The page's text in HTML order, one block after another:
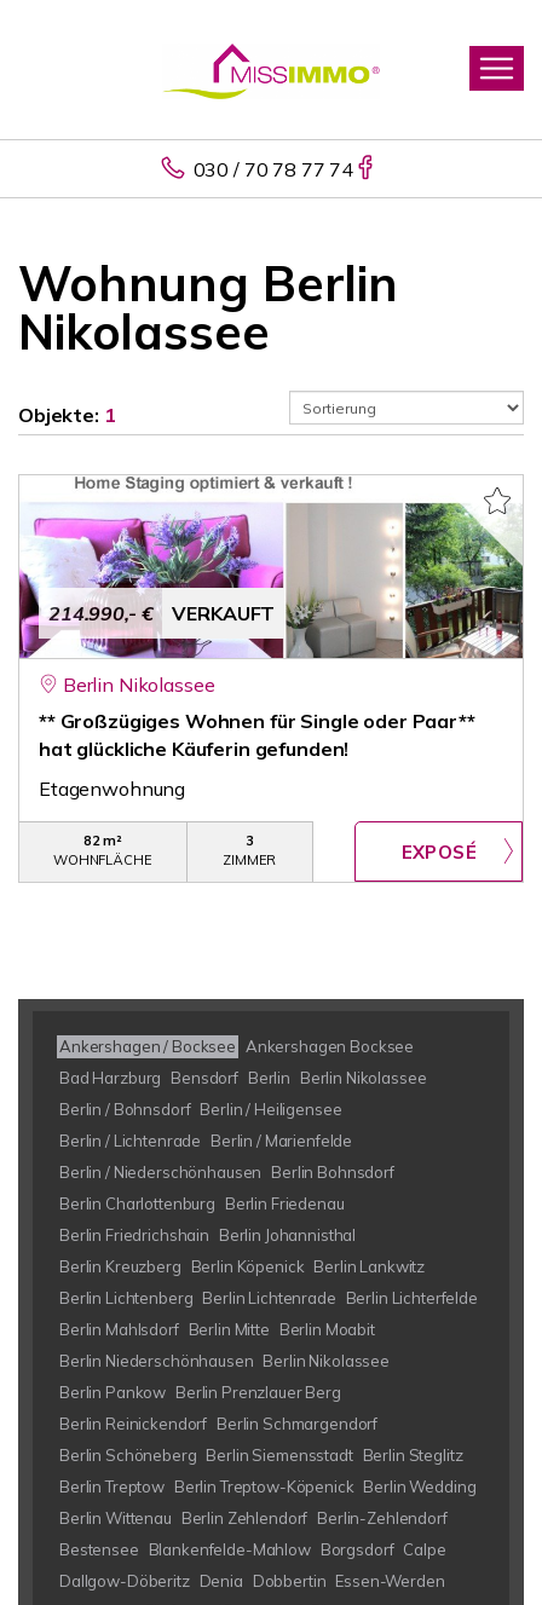
030 / 70 78 77 74
Wohnung Berlin
Nikolassee
Objekte: 1
214.990,- € VERKAUFT
Berlin Nikolassee
** Großzügiges Wohnen für Single oder Paar**
hat glückliche Käuferin gefunden!
Etagenwohnung
82 m²
WOHNFLÄCHE
3
ZIMMER
Ankershagen / Bocksee
Ankershagen Bocksee
Bad Harzburg
Bensdorf Berlin
Berlin Nikolassee
Berlin / Bohnsdorf Berlin / Heiligensee
Berlin / Lichtenrade
Berlin / Marienfelde
Berlin / Niederschönhausen
Berlin Bohnsdorf
Berlin Charlottenburg
Berlin Friedenau
Berlin Friedrichshain
Berlin Johannisthal
Berlin Kreuzberg
Berlin Köpenick Berlin Lankwitz
Berlin Lichtenberg Berlin Lichtenrade
Berlin Lichterfelde
Berlin Mahlsdorf Berlin Mitte
Berlin Moabit
Berlin Niederschönhausen Berlin Nikolassee
Berlin Pankow Berlin Prenzlauer Berg
Berlin Reinickendorf Berlin Schmargendorf
Berlin Schöneberg Berlin Siemensstadt Berlin Steglitz
Berlin Treptow Berlin Treptow-Köpenick Berlin Wedding
Berlin Wittenau
Berlin Zehlendorf Berlin-Zehlendorf
Bestensee
Blankenfelde-Mahlow Borgsdorf Calpe
Dallgow-Döberitz Denia Dobbertin Essen-Werden